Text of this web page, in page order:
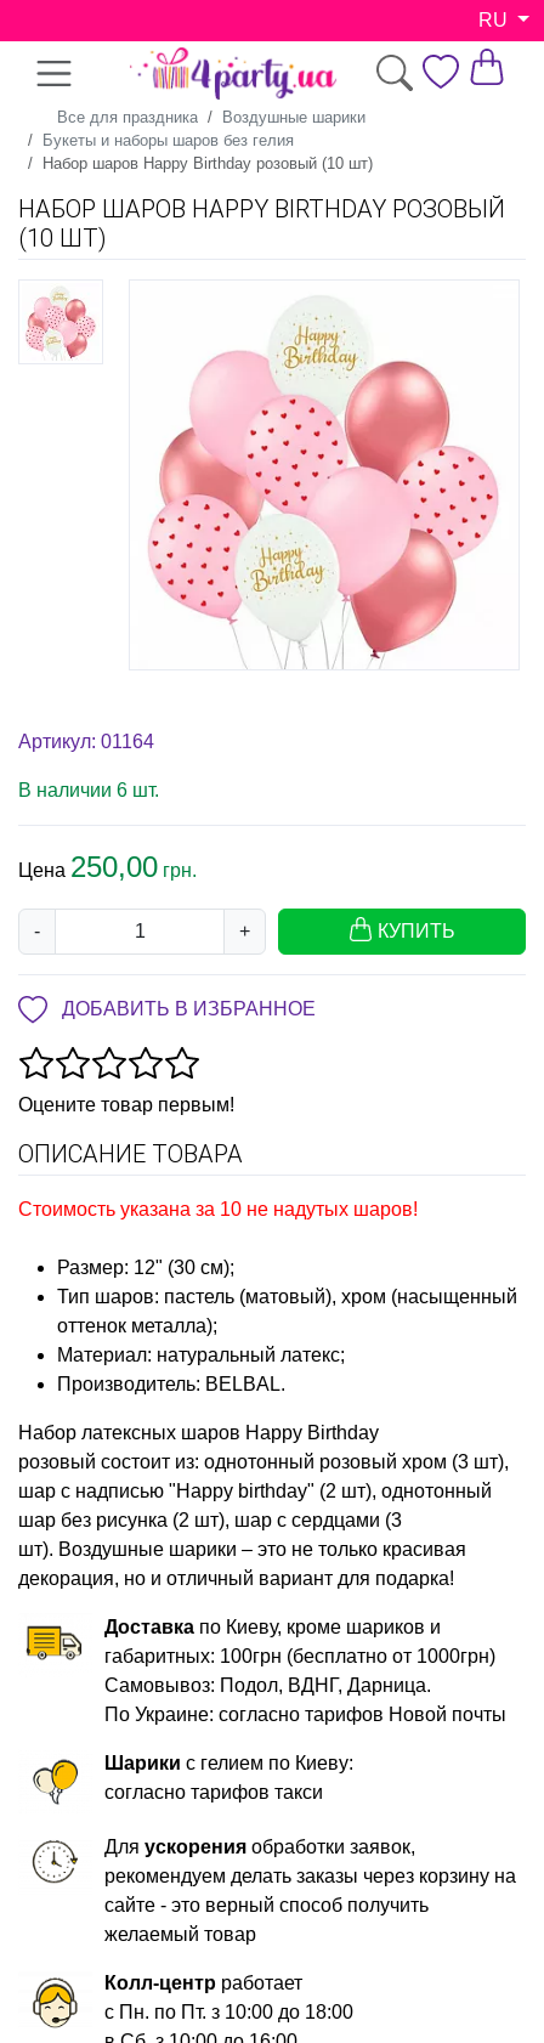
RU
Все для праздника
Воздушные шарики
Букеты и наборы шаров без гелия
Набор шаров Happy Birthday розовый (10 шт)
НАБОР ШАРОВ HAPPY BIRTHDAY РОЗОВЫЙ
(10 ШТ)
Артикул: 01164
В наличии 6 шт.
Цена 250,00 грн.
- + КУПИТЬ
ДОБАВИТЬ В ИЗБРАННОЕ
Оцените товар первым!
ОПИСАНИЕ ТОВАРА
Стоимость указана за 10 не надутых шаров!
Размер: 12" (30 см);
Тип шаров: пастель (матовый), хром (насыщенный
оттенок металла);
Материал: натуральный латекс;
Производитель: BELBAL.
Набор латексных шаров Happy Birthday
розовый состоит из: однотонный розовый хром (3 шт),
шар с надписью "Happy birthday" (2 шт), однотонный
шар без рисунка (2 шт), шар с сердцами (3
шт). Воздушные шарики – это не только красивая
декорация, но и отличный вариант для подарка!
Доставка по Киеву, кроме шариков и
габаритных: 100грн (бесплатно от 1000грн)
Самовывоз: Подол, ВДНГ, Дарница.
По Украине: согласно тарифов Новой почты
Шарики с гелием по Киеву:
согласно тарифов такси
Дляускорения обработки заявок,
рекомендуем делать заказы через корзину на
сайте - это верный способ получить
желаемый товар
Колл-центр работает
с Пн. по Пт. з 10:00 до 18:00